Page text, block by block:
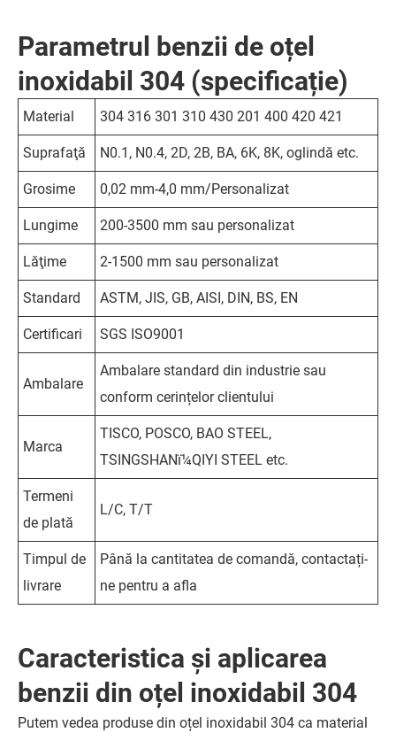
Parametrul benzii de oțel
inoxidabil 304 (specificație)
Material 304 316 301 310 430 201 400 420 421
Suprafaţă N0.1, N0.4, 2D, 2B, BA, 6K, 8K, oglindă etc.
Grosime 0,02 mm-4,0 mm/Personalizat
Lungime 200-3500 mm sau personalizat
Lăţime 2-1500 mm sau personalizat
Standard ASTM, JIS, GB, AISI, DIN, BS, EN
Certificari SGS ISO9001
Ambalare
Ambalare standard din industrie sau
conform cerințelor clientului
Marca
TISCO, POSCO, BAO STEEL,
TSINGSHANï¼QIYI STEEL etc.
Termeni
de plată
L/C, T/T
Timpul de
livrare
Până la cantitatea de comandă, contactați-
ne pentru a afla
Caracteristica și aplicarea
benzii din oțel inoxidabil 304
Putem vedea produse din oțel inoxidabil 304 ca material